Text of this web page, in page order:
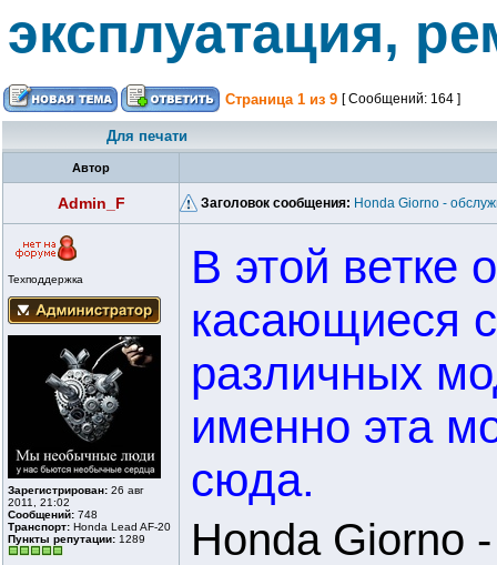
эксплуатация,
Страница 1 из 9 [ Сообщений: 164 ]
Для печати
Автор
Admin_F Заголовок сообщения: Honda Giorno -
Техподдержка
Зарегистрирован: 26 авг
2011, 21:02
Сообщений: 748
Транспорт: Honda Lead AF-20
Пункты репутации: 1289
В этой ветке
касающиеся
различных
именно эта
сюда.
Honda Giorno